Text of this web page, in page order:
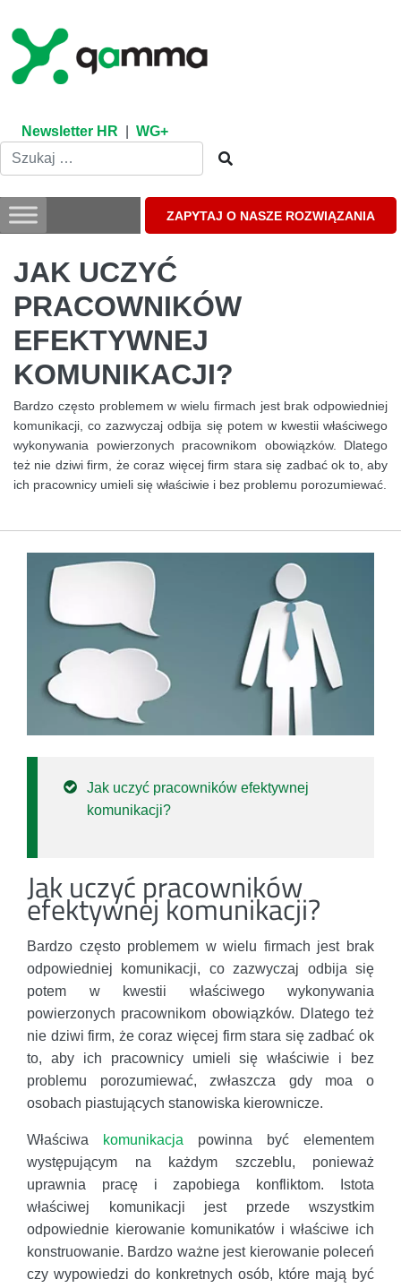
content
Newsletter HR WG+
ZAPYTAJ O NASZE ROZWIĄZANIA
JAK UCZYĆ
PRACOWNIKÓW
EFEKTYWNEJ
KOMUNIKACJI?
Bardzo często problemem w wielu firmach jest brak odpowiedniej
komunikacji, co zazwyczaj odbija się potem w kwestii właściwego
wykonywania powierzonych pracownikom obowiązków. Dlatego
też nie dziwi firm, że coraz więcej firm stara się zadbać ok to, aby
ich pracownicy umieli się właściwie i bez problemu porozumiewać.
Jak uczyć pracowników efektywnej
komunikacji?
Jak uczyć pracowników
efektywnej komunikacji?
Bardzo często problemem w wielu firmach jest brak
odpowiedniej komunikacji, co zazwyczaj odbija się
potem w kwestii właściwego wykonywania
powierzonych pracownikom obowiązków. Dlatego też
nie dziwi firm, że coraz więcej firm stara się zadbać ok
to, aby ich pracownicy umieli się właściwie i bez
problemu porozumiewać, zwłaszcza gdy moa o
osobach piastujących stanowiska kierownicze.
Właściwa komunikacja powinna być elementem
występującym na każdym szczeblu, ponieważ
uprawnia pracę i zapobiega konfliktom. Istota
właściwej komunikacji jest przede wszystkim
odpowiednie kierowanie komunikatów i właściwe ich
konstruowanie. Bardzo ważne jest kierowanie poleceń
czy wypowiedzi do konkretnych osób, które mają być